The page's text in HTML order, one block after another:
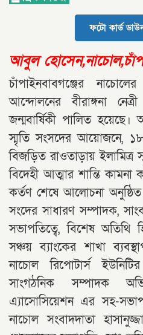
ফটো কার্ড
আবুল
চাঁপাইনবাবগঞ্জের
আন্দোলনের বীরাঙ্গনা
জন্মবার্ষিকী পালিত
স্মৃতি সংসদের আয়োজনে, ১৮
বিজড়িত রাওতাড়ায় ইলামিত্র
বিদেহী আত্মার শান্তি কামনা
কর্তণ শেষে আলোচনা
সংদের সাধারণ সম্পাদক,
সভাপতিত্বে, বিশেষ অতিথি
সঞ্চয় ব্যাংকের শাখা
নাচোল রিপোটার্স
সাংগঠনিক সম্পাদক
এ্যাসোসিয়েশন এর সহ-
নাচোল সংবাদদাতা